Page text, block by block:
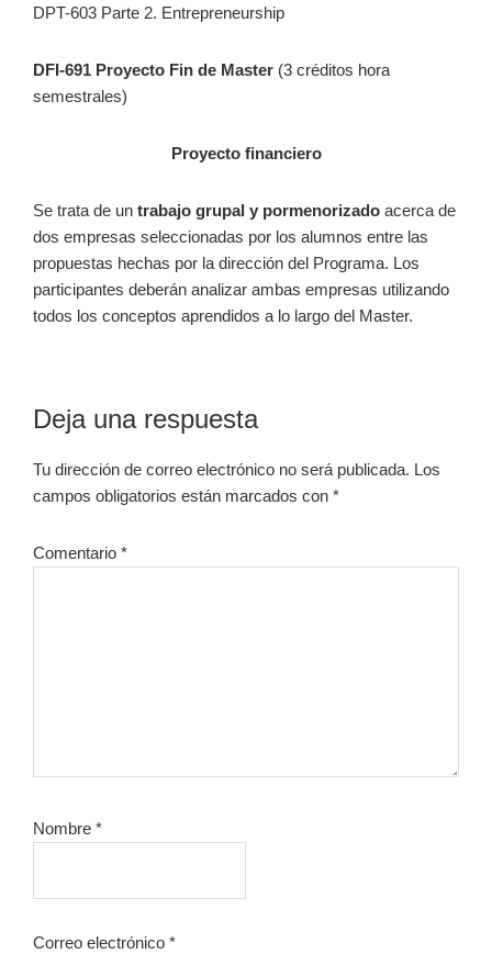
DPT-603 Parte 2. Entrepreneurship
DFI-691 Proyecto Fin de Master (3 créditos hora
semestrales)
Proyecto financiero
Se trata de un trabajo grupal y pormenorizado acerca de
dos empresas seleccionadas por los alumnos entre las
propuestas hechas por la dirección del Programa. Los
participantes deberán analizar ambas empresas utilizando
todos los conceptos aprendidos a lo largo del Master.
Interacciones
con
los
Deja una respuesta
Tu dirección de correo electrónico no será publicada. Los
campos obligatorios están marcados con *
Comentario *
Nombre *
Correo electrónico *